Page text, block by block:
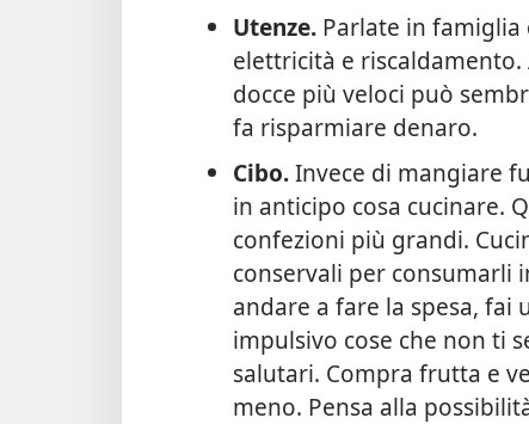
Utenze.Parlate in famiglia
elettricità e
docce più veloci può
fa risparmiare denaro.
Cibo.Invece di mangiare
in anticipo cosa cucinare.
confezioni più grandi.
conservali per consumarli
andare a fare la spesa,
impulsivo cose che non ti
salutari. Compra frutta e
meno. Pensa alla